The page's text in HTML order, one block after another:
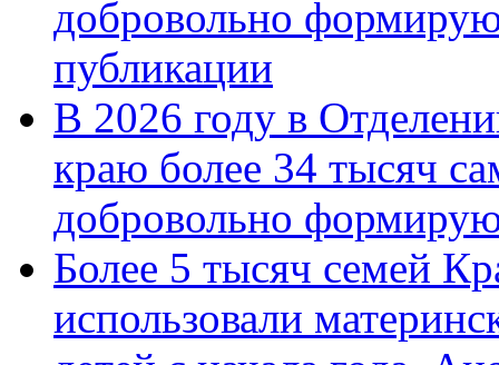
добровольно
публикации
В 2026 году в
краю более 34 тысяч
добровольно
Более 5 тысяч семей
использовали